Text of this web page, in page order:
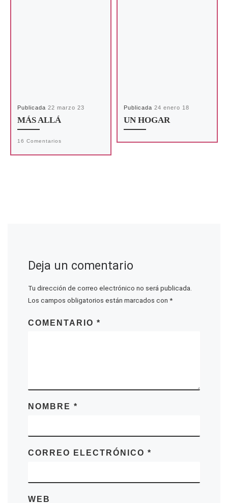
Publicada22 marzo 23
MÁS ALLÁ
16 Comentarios
Publicada24 enero 18
UN HOGAR
Deja un comentario
Tu dirección de correo electrónico no será publicada.
Los campos obligatorios están marcados con *
COMENTARIO *
NOMBRE *
CORREO ELECTRÓNICO *
WEB